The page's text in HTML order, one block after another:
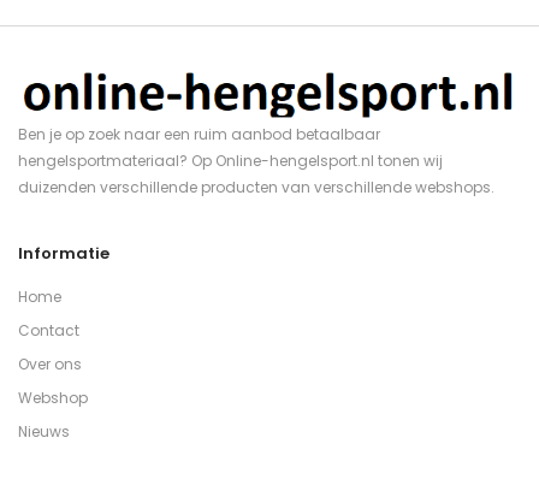
Ben je op zoek naar een ruim aanbod betaalbaar
hengelsportmateriaal? Op Online-hengelsport.nl tonen wij
duizenden verschillende producten van verschillende webshops.
Informatie
Home
Contact
Over ons
Webshop
Nieuws